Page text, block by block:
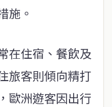
施。
在住宿、餐飲及
旅客則傾向精打
歐洲遊客因出行